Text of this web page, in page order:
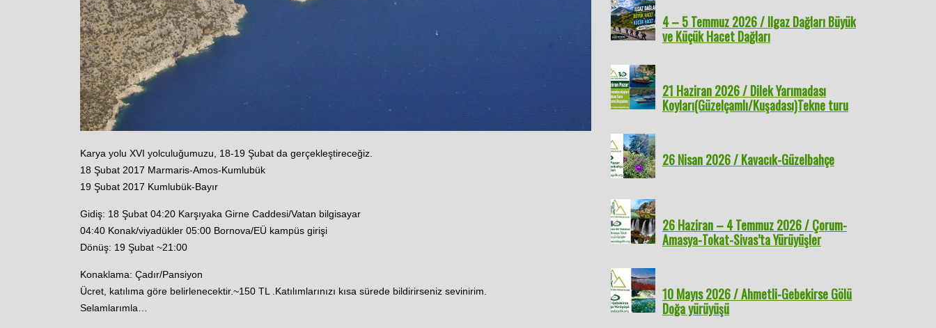
Karya yolu XVI yolculuğumuzu, 18-19 Şubat da gerçekleştireceğiz.
18 Şubat 2017 Marmaris-Amos-Kumlubük
19 Şubat 2017 Kumlubük-Bayır
Gidiş: 18 Şubat 04:20 Karşıyaka Girne Caddesi/Vatan bilgisayar
04:40 Konak/viyadükler 05:00 Bornova/EÜ kampüs girişi
Dönüş: 19 Şubat ~21:00
Konaklama: Çadır/Pansiyon
Ücret, katılıma göre belirlenecektir.~150 TL .Katılımlarınızı kısa sürede bildirirseniz sevinirim.
Selamlarımla…
4 – 5 Temmuz 2026 / Ilgaz Dağları Büyük
ve Küçük Hacet Dağları
21 Haziran 2026 / Dilek Yarımadası
Koyları(Güzelçamlı/Kuşadası)Tekne turu
26 Nisan 2026 / Kavacık-Güzelbahçe
26 Haziran – 4 Temmuz 2026 / Çorum-
Amasya-Tokat-Sivas’ta Yürüyüşler
10 Mayıs 2026 / Ahmetli-Gebekirse Gölü
Doğa yürüyüşü